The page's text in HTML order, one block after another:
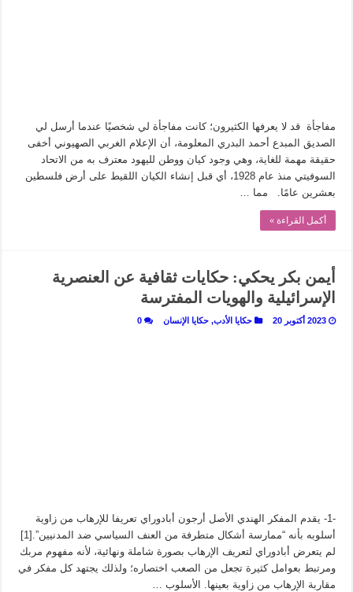
عوالم منصورة عز الدين.. حين يصبح الزمن بطل الرواية
الطعام في الحضارة الإسلامية.. تاريخ يُقرأ بالنكهات
يوم شاهدت زينات صدقي على المسرح وسرحت!
مفاجأة قد لا يعرفها الكثيرون؛ كانت مفاجأة لي شخصيًا عندما أرسل لي
الصديق المبدع أحمد البدري المعلومة، أن الإعلام الغربي الصهيوني أخفى
حقيقة مهمة للغاية، وهي وجود كيان ووطن لليهود معترف به من الاتحاد
السوفيتي منذ عام 1928، أي قبل إنشاء الكيان اللقيط على أرض فلسطين
بعشرين عامًا. مما …
أكمل القراءة »
أيمن بكر يحكي: حكايات ثقافية عن العنصرية
الإسرائيلية والهويات المفترسة
2023 أكتوبر 20 حكايا الأدب, حكايا الإنسان 0
-1- يقدم المفكر الهندي الأصل أرجون أبادوراي تعريفا للإرهاب من زاوية
أسلوبه بأنه “ممارسة أشكال متطرفة من العنف السياسي ضد المدنيين”.[1]
لم يتعرض أبادوراي لتعريف الإرهاب بصورة شاملة ونهائية، لأنه مفهوم مربك
ومرتبط بعوامل كثيرة تجعل من الصعب اختصاره؛ ولذلك يجتهد كل مفكر في
مقاربة الإرهاب من زاوية بعينها. الأسلوب …